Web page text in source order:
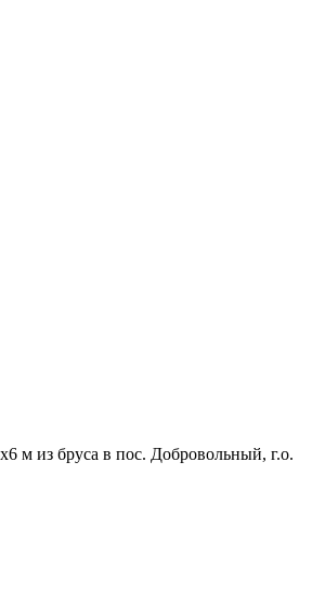
м из бруса в пос. Добровольный, г.о.